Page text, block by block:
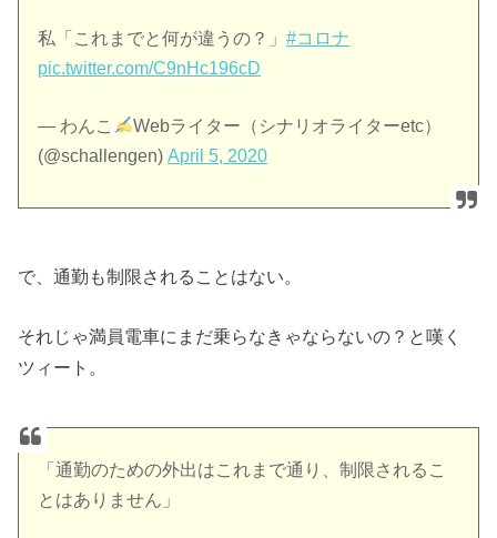
私「これまでと何が違うの？」#コロナ
pic.twitter.com/C9nHc196cD
— わんこ
Webライター（シナリオライターetc）
(@schallengen)April 5, 2020
で、通勤も制限されることはない。
それじゃ満員電車にまだ乗らなきゃならないの？と嘆く
ツィート。
「通勤のための外出はこれまで通り、制限されるこ
とはありません」